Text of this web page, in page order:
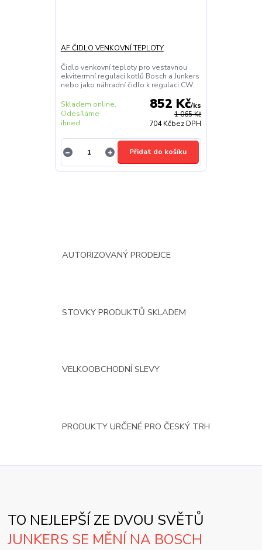
AF ČIDLO VENKOVNÍ TEPLOTY
Čidlo venkovní teploty pro vestavnou
ekvitermní regulaci kotlů Bosch a Junkers
nebo jako náhradní čidlo k regulaci CW..
1 065 Kč
852 Kč/ks
704 Kčbez DPH
Skladem online.
Odesíláme
ihned
Přidat do košíku
AUTORIZOVANÝ PRODEJCE
STOVKY PRODUKTŮ SKLADEM
VELKOOBCHODNÍ SLEVY
PRODUKTY URČENÉ PRO ČESKÝ TRH
TO NEJLEPŠÍ ZE DVOU SVĚTŮ
JUNKERS SE MĚNÍ NA BOSCH